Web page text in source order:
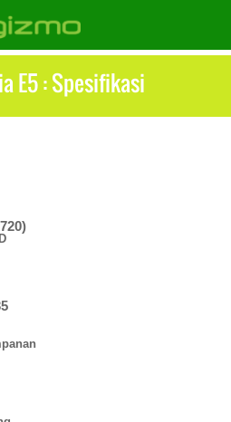
E5 : Spesifikasi